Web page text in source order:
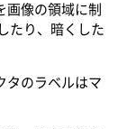
画像の領域に制
たり、暗くした
タのラベルはマ